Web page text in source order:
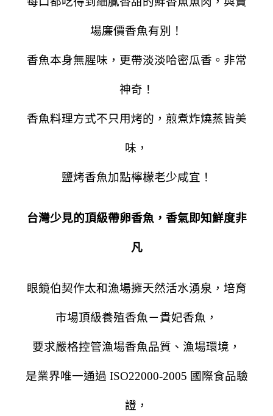
場廉價香魚有別！
香魚本身無腥味，更帶淡淡哈密瓜香。非常
神奇！
香魚料理方式不只用烤的，煎煮炸燒蒸皆美
味，
鹽烤香魚加點檸檬老少咸宜！
台灣少見的頂級帶卵香魚，香氣即知鮮度非
凡
眼鏡伯契作太和漁場擁天然活水湧泉，培育
市場頂級養殖香魚－貴妃香魚，
要求嚴格控管漁場香魚品質、漁場環境，
是業界唯一通過 ISO22000-2005 國際食品驗
證，